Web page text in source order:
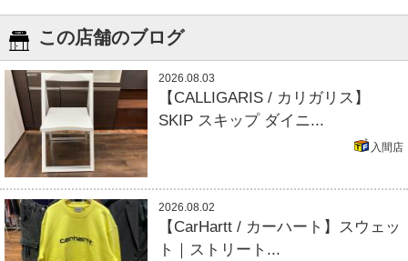
この店舗のブログ
2026.08.03
【CALLIGARIS / カリガリス】
SKIP スキップ ダイニ...
入間店
2026.08.02
【CarHartt / カーハート】スウェッ
ト｜ストリート...